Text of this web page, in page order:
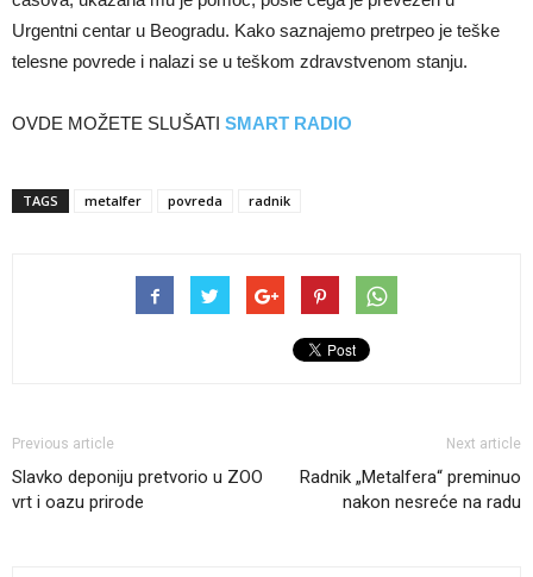
Urgentni centar u Beogradu. Kako saznajemo pretrpeo je teške
telesne povrede i nalazi se u teškom zdravstvenom stanju.
OVDE MOŽETE SLUŠATI SMART RADIO
TAGS metalfer povreda radnik
Previous article
Slavko deponiju pretvorio u ZOO
vrt i oazu prirode
Next article
Radnik „Metalfera“ preminuo
nakon nesreće na radu